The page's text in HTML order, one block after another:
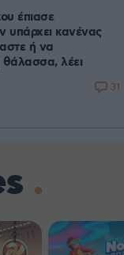
έπιασε
υπάρχει κανένας
ή να
λέει
31